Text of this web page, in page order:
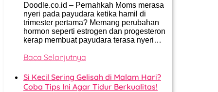
Doodle.co.id – Pernahkah Moms merasa
nyeri pada payudara ketika hamil di
trimester pertama? Memang perubahan
hormon seperti estrogen dan progesteron
kerap membuat payudara terasa nyeri…
Baca Selanjutnya
Si Kecil Sering Gelisah di Malam Hari?
Coba Tips Ini Agar Tidur Berkualitas!